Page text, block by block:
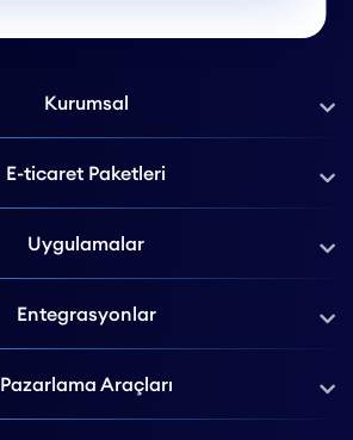
Kurumsal
E-ticaret Paketleri
Uygulamalar
Entegrasyonlar
Pazarlama Araçları